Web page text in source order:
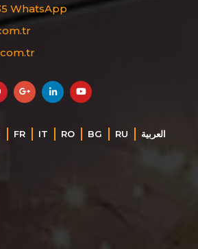
WhatsApp
FR IT RO BG RU ‏العربية‏